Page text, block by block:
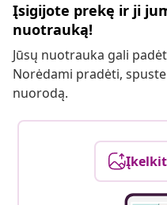
Įsigijote prekę ir ji
nuotrauką!
Jūsų nuotrauka gali
Norėdami pradėti,
nuorodą.